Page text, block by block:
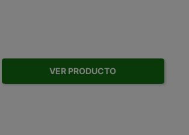
VER PRODUCTO